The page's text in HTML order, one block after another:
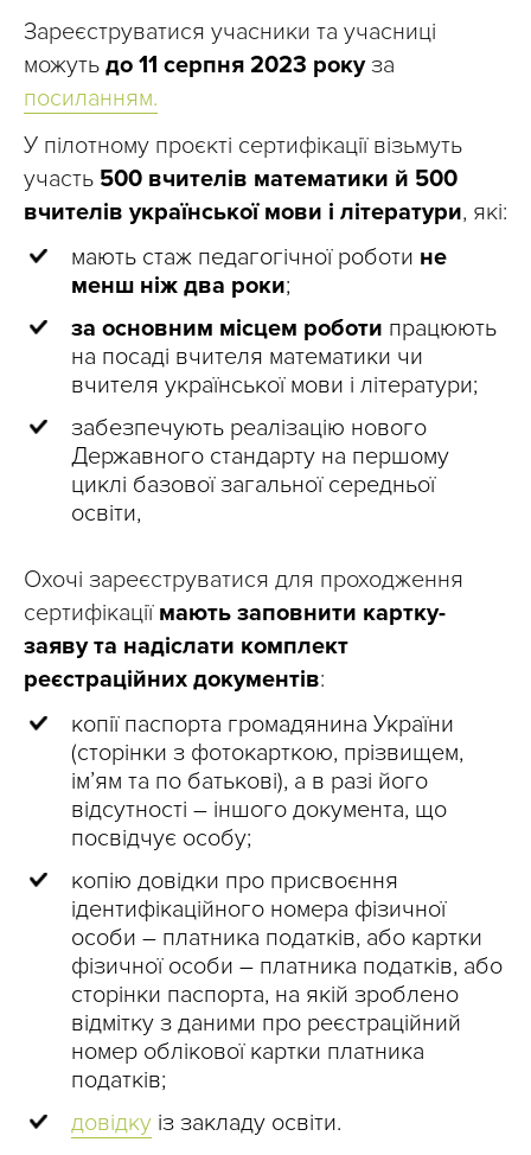
Зареєструватися учасники та учасниці
можуть до 11 серпня 2023 рокуза
посиланням.
У пілотному проєкті сертифікації візьмуть
участь 500 вчителів математики й 500
вчителів української мови і літератури, які:
мають стаж педагогічної роботи не
менш ніж два роки;
за основним місцем роботи працюють
на посаді вчителя математики чи
вчителя української мови і літератури;
забезпечують реалізацію нового
Державного стандарту на першому
циклі базової загальної середньої
освіти,
Охочі зареєструватися для проходження
сертифікації мають заповнити картку-
заяву та надіслати комплект
реєстраційних документів:
копії паспорта громадянина України
(сторінки з фотокарткою, прізвищем,
ім’ям та по батькові), а в разі його
відсутності – іншого документа, що
посвідчує особу;
копію довідки про присвоєння
ідентифікаційного номера фізичної
особи – платника податків, або картки
фізичної особи – платника податків, або
сторінки паспорта, на якій зроблено
відмітку з даними про реєстраційний
номер облікової картки платника
податків;
довідку із закладу освіти.